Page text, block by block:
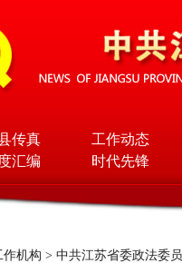
传真
工作动态
汇编 时代先锋
作机构 > 中共江苏省委政法委